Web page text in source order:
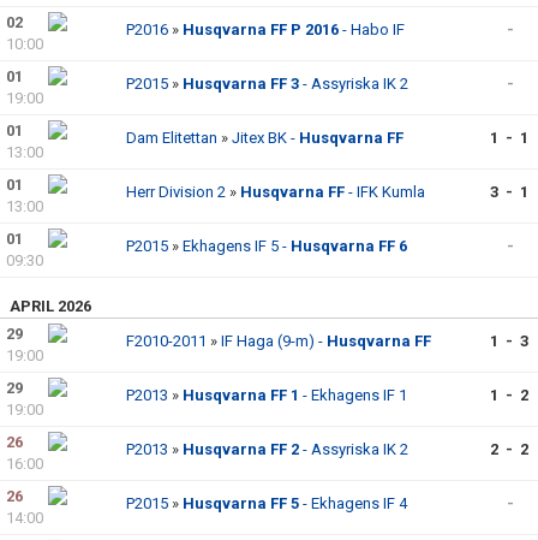
02
10:00
P2016 » Husqvarna FF P 2016 - Habo IF -
01
19:00
P2015 » Husqvarna FF 3 - Assyriska IK 2 -
01
13:00
Dam Elitettan » Jitex BK - Husqvarna FF 1 - 1
01
13:00
Herr Division 2 » Husqvarna FF - IFK Kumla 3 - 1
01
09:30
P2015 » Ekhagens IF 5 - Husqvarna FF 6 -
APRIL 2026
29
19:00
F2010-2011 » IF Haga (9-m) - Husqvarna FF 1 - 3
29
19:00
P2013 » Husqvarna FF 1 - Ekhagens IF 1 1 - 2
26
16:00
P2013 » Husqvarna FF 2 - Assyriska IK 2 2 - 2
26
14:00
P2015 » Husqvarna FF 5 - Ekhagens IF 4 -